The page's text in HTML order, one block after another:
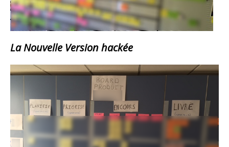
La Nouvelle Version hackée